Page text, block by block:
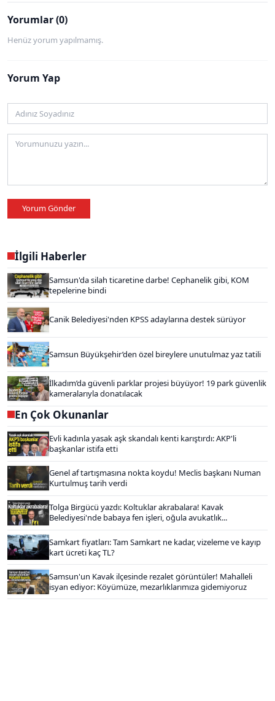
Yorumlar (0)
Henüz yorum yapılmamış.
Yorum Yap
Yorum Gönder
İlgili Haberler
Samsun'da silah ticaretine darbe! Cephanelik gibi, KOM
tepelerine bindi
Canik Belediyesi'nden KPSS adaylarına destek sürüyor
Samsun Büyükşehir’den özel bireylere unutulmaz yaz tatili
İlkadım’da güvenli parklar projesi büyüyor! 19 park güvenlik
kameralarıyla donatılacak
En Çok Okunanlar
Evli kadınla yasak aşk skandalı kenti karıştırdı: AKP'li
başkanlar istifa etti
Genel af tartışmasına nokta koydu! Meclis başkanı Numan
Kurtulmuş tarih verdi
Tolga Birgücü yazdı: Koltuklar akrabalara! Kavak
Belediyesi'nde babaya fen işleri, oğula avukatlık...
Samkart fiyatları: Tam Samkart ne kadar, vizeleme ve kayıp
kart ücreti kaç TL?
Samsun'un Kavak ilçesinde rezalet görüntüler! Mahalleli
isyan ediyor: Köyümüze, mezarlıklarımıza gidemiyoruz